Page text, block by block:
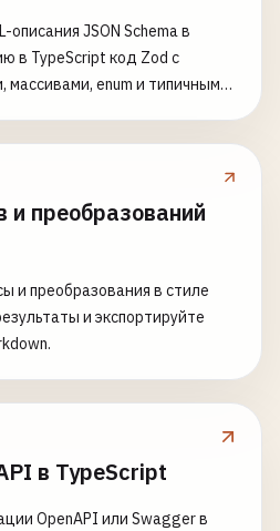
описания JSON Schema в
в TypeScript код Zod с
enum и типичными
и преобразований
и преобразования в стиле
и экспортируйте
в TypeScript
OpenAPI или Swagger в